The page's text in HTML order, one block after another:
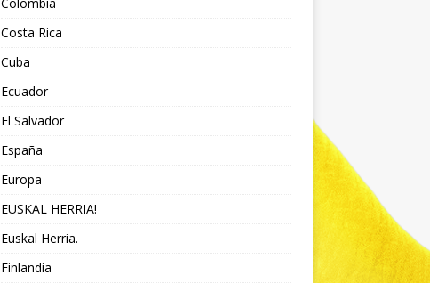
Costa Rica
Cuba
Ecuador
El Salvador
España
Europa
EUSKAL HERRIA!
Euskal Herria.
Finlandia